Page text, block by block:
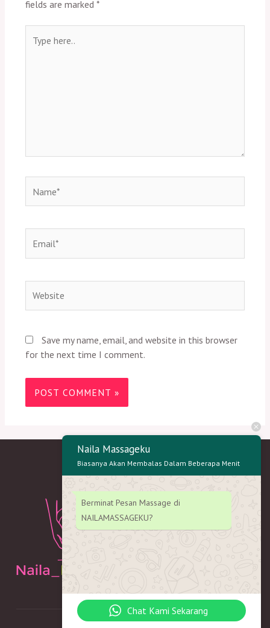
fields are marked *
here..
Save my name, email, and website in this browser
for the next time I comment.
Naila Massageku
Biasanya Akan Membalas Dalam Beberapa Menit
Berminat Pesan Massage di
NAILAMASSAGEKU?
Chat Kami Sekarang